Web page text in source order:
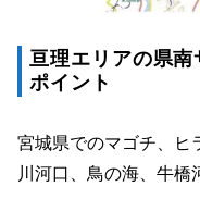
亘理エリアの県
ポイント
宮城県でのマゴチ、ヒ
川河口、鳥の海、牛橋